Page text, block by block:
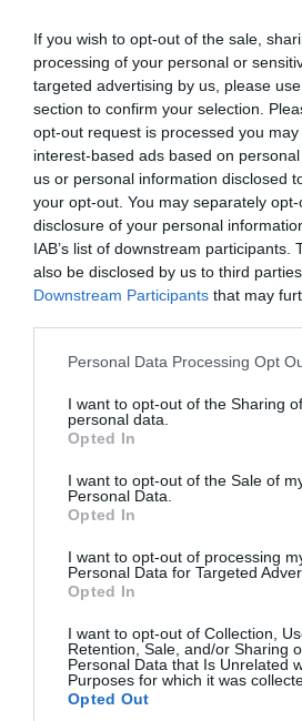
If you wish to opt-out of the sale,
processing of your personal or
targeted advertising by us, please
section to confirm your selection.
opt-out request is processed you
interest-based ads based on
us or personal information disclosed
your opt-out. You may separately
disclosure of your personal
IAB’s list of downstream participants.
also be disclosed by us to third
Downstream Participants that may
Please note that this website/app
not limited to your visit or usage
grant or deny consent to Google and
use your data for below specified
consent section.
Personal Data Processing Opt
I want to opt-out of the Sharing
personal data.
Opted In
I want to opt-out of the Sale of
Personal Data.
Opted In
I want to opt-out of processing
Personal Data for Targeted
Opted In
I want to opt-out of Collection,
Retention, Sale, and/or Sharing
Personal Data that Is Unrelated
Purposes for which it was
Opted Out
αποσπάσουμε τους Σέρβους
στρατόπεδο της Ρωσίας»
Οι ρωσικές δυνάμεις
από Σλαβιάνσκ και
ΠΟΛΙΤΙΚΗ